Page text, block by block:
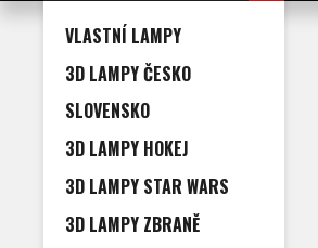
VLASTNÍ LAMPY
3D LAMPY ČESKO
SLOVENSKO
3D LAMPY HOKEJ
3D LAMPY STAR WARS
3D LAMPY ZBRANĚ